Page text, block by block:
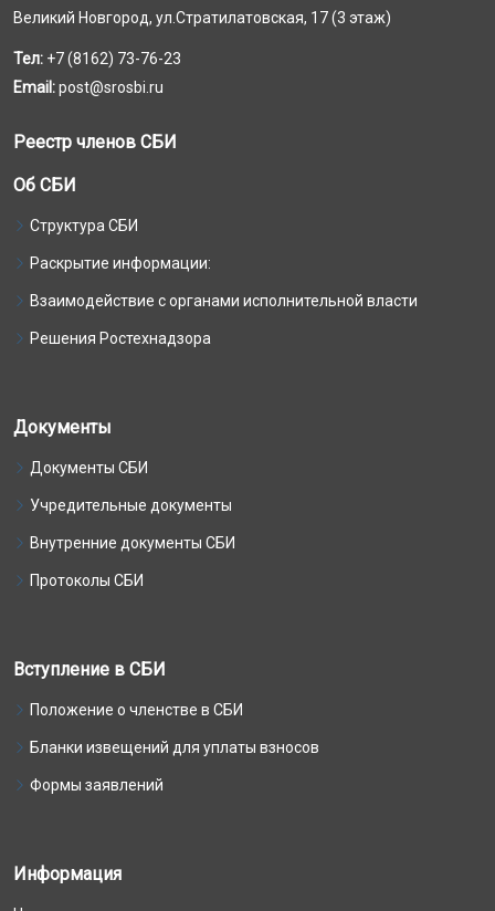
Великий Новгород, ул.Стратилатовская, 17 (3 этаж)
Тел: +7 (8162) 73-76-23
Email:post@srosbi.ru
Реестр членов СБИ
Об СБИ
Структура СБИ
Раскрытие информации:
Взаимодействие с органами исполнительной власти
Решения Ростехнадзора
Документы
Документы СБИ
Учредительные документы
Внутренние документы СБИ
Протоколы СБИ
Вступление в СБИ
Положение о членстве в СБИ
Бланки извещений для уплаты взносов
Формы заявлений
Информация